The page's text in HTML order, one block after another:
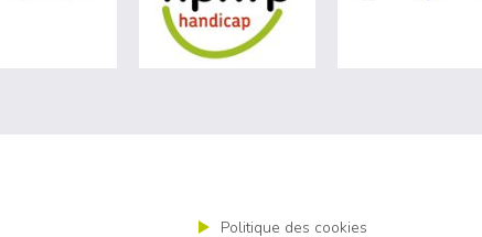
Politique des cookies